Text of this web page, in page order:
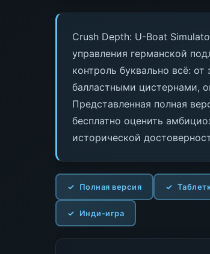
Crush Depth: U-Boat
управления германской
контроль буквально всё:
балластными цистернами,
Представленная полная
бесплатно оценить
исторической
Полная версия
Инди-игра